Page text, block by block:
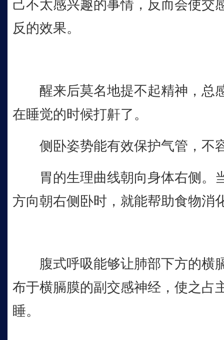
己不太感兴趣的事情，反而会使交
反的效果。
醒来后莫名地提不起精神，总
在睡觉的时候打鼾了。
侧卧姿势能有效保护气管，不
胃的生理曲线朝向身体右侧。
方向朝右侧卧时，就能帮助食物消
腹式呼吸能够让肺部下方的横
布于横膈膜的副交感神经，使之占
睡。